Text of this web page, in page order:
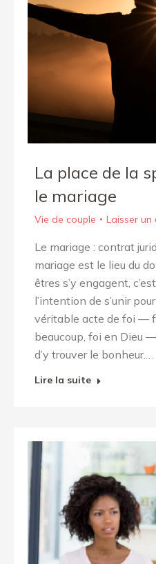
La place de la
le mariage
Vie de couple Laisser un
Le mariage : contrat
mariage est le lieu du
êtres s’y engagent,
l’intention de s’unir
véritable acte de foi —
beaucoup, foi en Dieu
d’y trouver le bonheur.…
Lire la suite